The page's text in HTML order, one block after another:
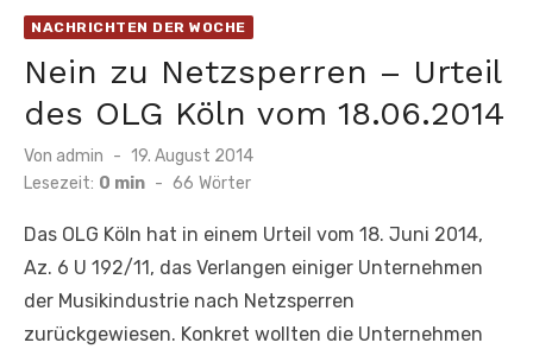
NACHRICHTEN DER WOCHE
Nein zu Netzsperren – Urteil
des OLG Köln vom 18.06.2014
Von admin
Veröffentlicht
am
19. August 2014
Lesezeit: 0 min - 66 Wörter
Das OLG Köln hat in einem Urteil vom 18. Juni 2014,
Az. 6 U 192/11, das Verlangen einiger Unternehmen
der Musikindustrie nach Netzsperren
zurückgewiesen. Konkret wollten die Unternehmen